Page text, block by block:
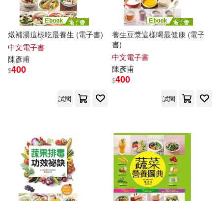
考用(2)
湖北科學技術出版社(1)
可超商取貨(59)
可海外宅配(59)
燉補湯這樣吃最養生 (電子書)
中文電子書
陳彥甫
$400
試閱
養生豆漿這樣喝最健康 (電子
書)
中文電子書
陳彥甫
$400
試閱